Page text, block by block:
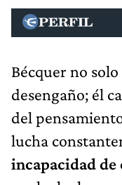
Bécquer no
desengaño; él
del
lucha
incapacidad de